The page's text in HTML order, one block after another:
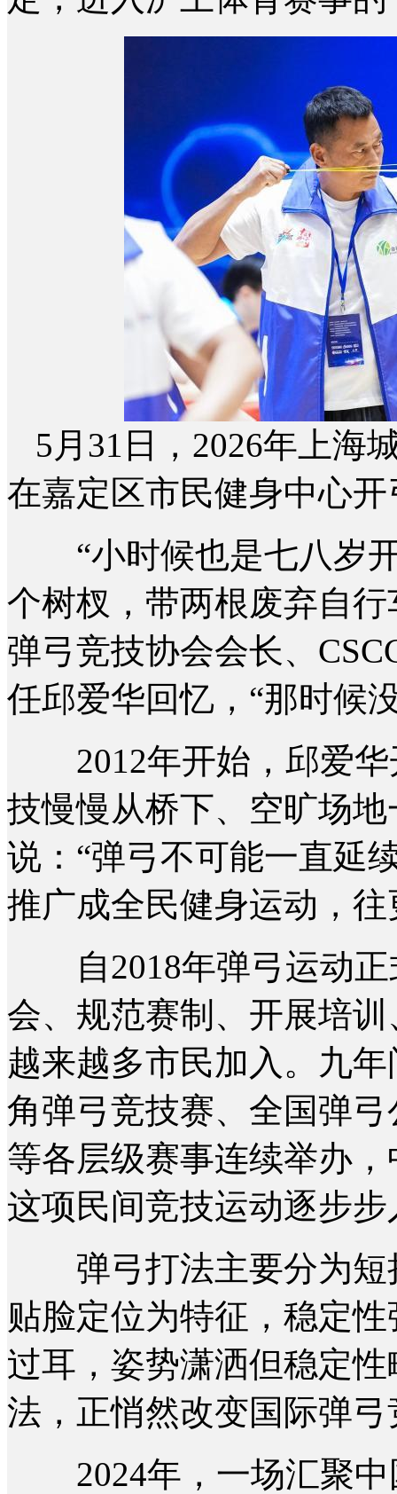
5月31日，2026年上海
在嘉定区市民健身中心
“小时候也是七八岁开
个树杈，带两根废弃自
弹弓竞技协会会长、
任邱爱华回忆，“那时候
2012年开始，邱爱华
技慢慢从桥下、空旷场
说：“弹弓不可能一直延
推广成全民健身运动，
自2018年弹弓运动正
会、规范赛制、开展培
越来越多市民加入。九
角弹弓竞技赛、全国弹
等各层级赛事连续举办
这项民间竞技运动逐步
弹弓打法主要分为短
贴脸定位为特征，稳定
过耳，姿势潇洒但稳定
法，正悄然改变国际弹
2024年，一场汇聚中